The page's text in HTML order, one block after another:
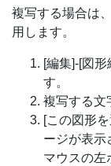
複写する場合は
用します。
[編集]-[図
す。
複写する文
[この図形
ージが表示
マウスの左